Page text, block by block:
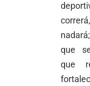
que
que